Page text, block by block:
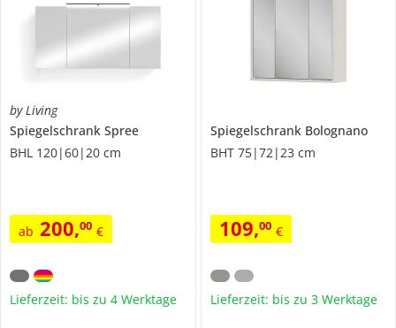
by Living
Spiegelschrank Spree
BHL 120|60|20 cm
ab 200,00 €
Lieferzeit: bis zu 4 Werktage
Spiegelschrank Bolognano
BHT 75|72|23 cm
109,00 €
Lieferzeit: bis zu 3 Werktage